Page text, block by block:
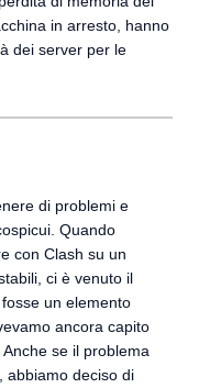
in arresto, hanno
dei server per le
di problemi e
Quando
con Clash su un
ci è venuto il
un elemento
ancora capito
se il problema
abbiamo deciso di